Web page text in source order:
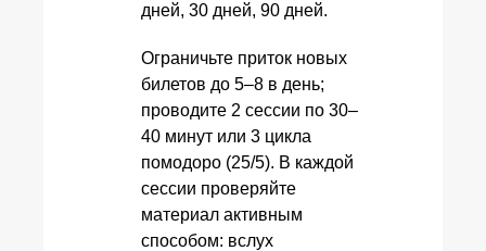
дней, 30 дней, 90 дней.
Ограничьте приток новых
билетов до 5–8 в день;
проводите 2 сессии по 30–
40 минут или 3 цикла
помодоро (25/5). В каждой
сессии проверяйте
материал активным
способом: вслух